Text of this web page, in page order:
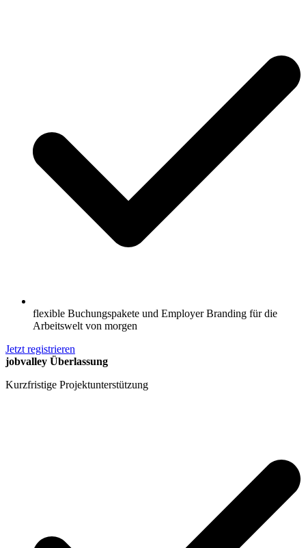
flexible Buchungspakete und Employer Branding für die
Arbeitswelt von morgen
Jetzt registrieren
jobvalley Überlassung
Kurzfristige Projektunterstützung